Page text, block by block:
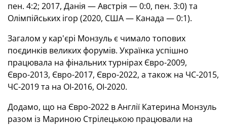
пен. 4:2; 2017, Данія — Австрія — 0:0, пен. 3:0) та
Олімпійських ігор (2020, США — Канада — 0:1).
Загалом у кар'єрі Монзуль є чимало топових
поєдинків великих форумів. Українка успішно
працювала на фінальних турнірах Євро-2009,
Євро-2013, Євро-2017, Євро-2022, а також на ЧС-2015,
ЧС-2019 та на ОІ-2016, ОІ-2020.
Додамо, що на Євро-2022 в Англії Катерина Монзуль
разом із Мариною Стрілецькою працювали на